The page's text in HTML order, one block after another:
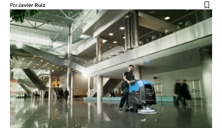
PorJavier Ruiz